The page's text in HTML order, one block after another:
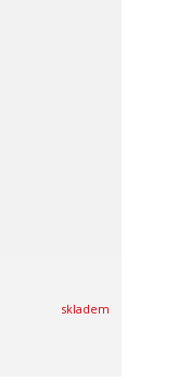
skladem